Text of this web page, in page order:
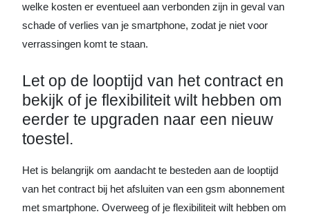
welke kosten er eventueel aan verbonden zijn in geval van
schade of verlies van je smartphone, zodat je niet voor
verrassingen komt te staan.
Let op de looptijd van het contract en
bekijk of je flexibiliteit wilt hebben om
eerder te upgraden naar een nieuw
toestel.
Het is belangrijk om aandacht te besteden aan de looptijd
van het contract bij het afsluiten van een gsm abonnement
met smartphone. Overweeg of je flexibiliteit wilt hebben om